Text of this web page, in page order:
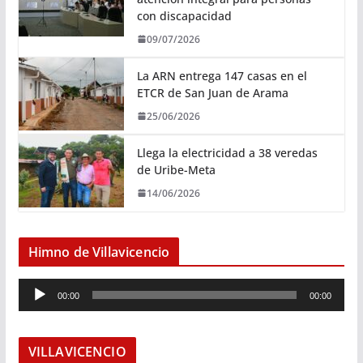
con discapacidad
09/07/2026
La ARN entrega 147 casas en el
ETCR de San Juan de Arama
25/06/2026
Llega la electricidad a 38 veredas
de Uribe-Meta
14/06/2026
Himno de Villavicencio
e
00:00 00:00
VILLAVICENCIO